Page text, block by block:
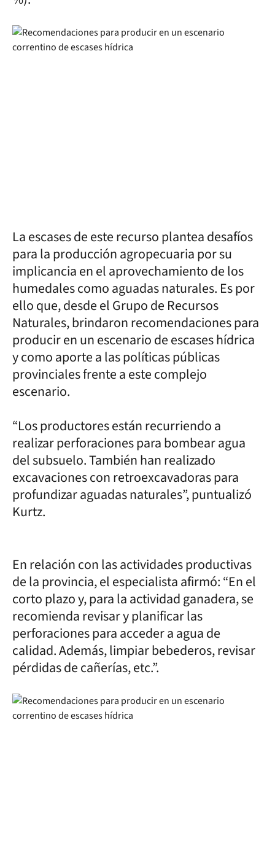
La escases de este recurso plantea desafíos
para la producción agropecuaria por su
implicancia en el aprovechamiento de los
humedales como aguadas naturales. Es por
ello que, desde el Grupo de Recursos
Naturales, brindaron recomendaciones para
producir en un escenario de escases hídrica
y como aporte a las políticas públicas
provinciales frente a este complejo
escenario.
“Los productores están recurriendo a
realizar perforaciones para bombear agua
del subsuelo. También han realizado
excavaciones con retroexcavadoras para
profundizar aguadas naturales”, puntualizó
Kurtz.
En relación con las actividades productivas
de la provincia, el especialista afirmó: “En el
corto plazo y, para la actividad ganadera, se
recomienda revisar y planificar las
perforaciones para acceder a agua de
calidad. Además, limpiar bebederos, revisar
pérdidas de cañerías, etc.”.